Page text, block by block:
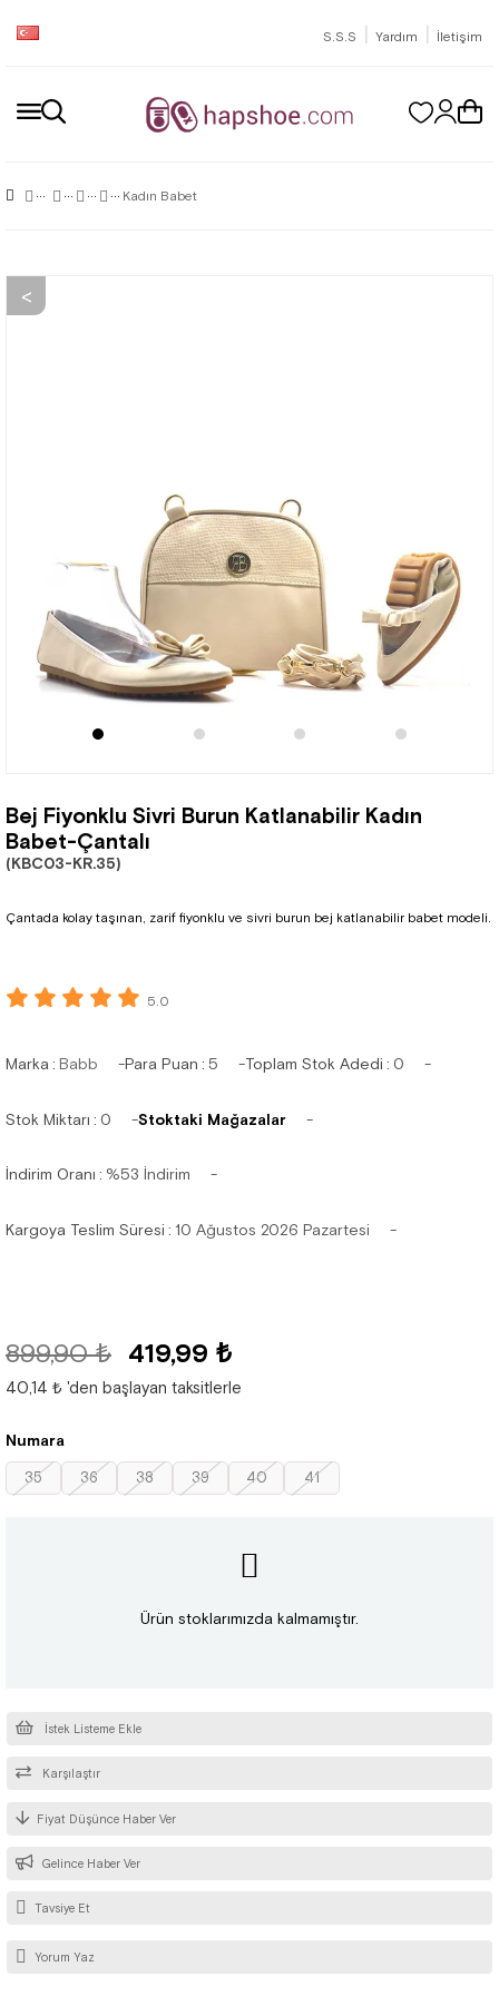
S.S.S | Yardım | İletişim
Kadın Babet
Bej Fiyonklu Sivri Burun Katlanabilir Kadın
Babet-Çantalı
(KBC03-KR.35)
Çantada kolay taşınan, zarif fiyonklu ve sivri burun bej katlanabilir babet modeli.
5.0
Marka: Babb Para Puan : 5 Toplam Stok Adedi : 0
Stok Miktarı : 0 Stoktaki Mağazalar
İndirim Oranı : %53 İndirim
Kargoya Teslim Süresi : 10 Ağustos 2026 Pazartesi
899,90 ₺ 419,99 ₺
40,14 ₺ 'den başlayan taksitlerle
Numara
35 36 38 39 40 41
Ürün stoklarımızda kalmamıştır.
İstek Listeme Ekle
Karşılaştır
Fiyat Düşünce Haber Ver
Gelince Haber Ver
Tavsiye Et
Yorum Yaz